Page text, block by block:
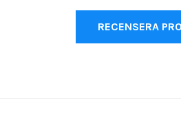
RECENSERA